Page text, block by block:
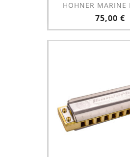
HOHNER MARINE
Prix
75,00 €